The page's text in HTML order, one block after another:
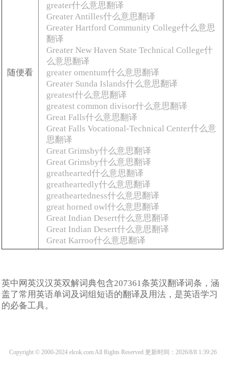
随便看
greater什么意思翻译
Greater Antilles什么意思翻译
Greater Hartford Community College什么意思
翻译
Greater New Haven State Technical College什
么意思翻译
greater omentum什么意思翻译
Greater Sunda Islands什么意思翻译
greatest什么意思翻译
greatest common divisor什么意思翻译
Great Falls什么意思翻译
Great Falls Vocational-Technical Center什么意
思翻译
Great Grimsby什么意思翻译
Great Grimsby什么意思翻译
greathearted什么意思翻译
greatheartedly什么意思翻译
greatheartedness什么意思翻译
great horned owl什么意思翻译
Great Indian Desert什么意思翻译
Great Indian Desert什么意思翻译
Great Karroo什么意思翻译
英中网英汉汉英双解词典包含207361条英汉翻译词条，涵
盖了常用英语单词及词组短语的翻译及用法，是英语学习
的必备工具。
Copyright © 2000-2024 elcok.com All Rights Reserved 更新时间：2026/8/8 1:39:26